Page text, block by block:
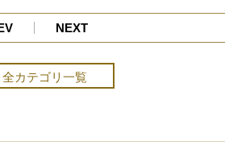
NEXT
全カテゴリ一覧